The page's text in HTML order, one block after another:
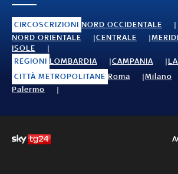
CIRCOSCRIZIONI NORD OCCIDENTALE
NORD ORIENTALE
CENTRALE
ISOLE
REGIONI LOMBARDIA CAMPANIA
CITTÀ METROPOLITANE Roma Milano
Palermo